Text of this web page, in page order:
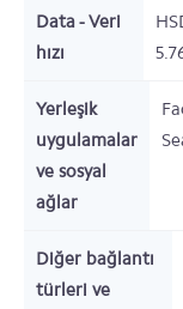
Data - Veri
hızı
Yerleşik
uygulamalar
ve sosyal
ağlar
Diğer bağlantı
türleri ve